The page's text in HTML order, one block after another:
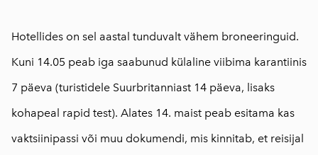
Hotellides on sel aastal tunduvalt vähem broneeringuid.
Kuni 14.05 peab iga saabunud külaline viibima karantiinis
7 päeva (turistidele Suurbritanniast 14 päeva, lisaks
kohapeal rapid test). Alates 14. maist peab esitama kas
vaktsiinipassi või muu dokumendi, mis kinnitab, et reisijal